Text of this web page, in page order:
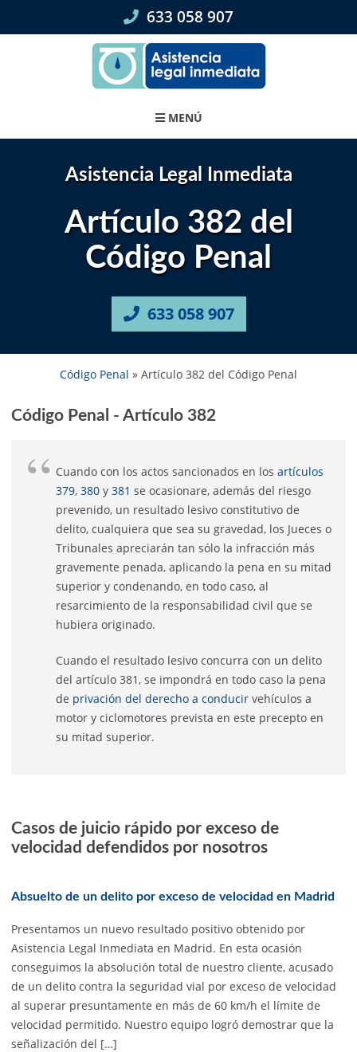
633 058 907
MENÚ
Asistencia Legal Inmediata
Artículo 382 del
Código Penal
633 058 907
Código Penal » Artículo 382 del Código Penal
Código Penal - Artículo 382
Cuando con los actos sancionados en los artículos
379, 380 y 381 se ocasionare, además del riesgo
prevenido, un resultado lesivo constitutivo de
delito, cualquiera que sea su gravedad, los Jueces o
Tribunales apreciarán tan sólo la infracción más
gravemente penada, aplicando la pena en su mitad
superior y condenando, en todo caso, al
resarcimiento de la responsabilidad civil que se
hubiera originado.
Cuando el resultado lesivo concurra con un delito
del artículo 381, se impondrá en todo caso la pena
de privación del derecho a conducir vehículos a
motor y ciclomotores prevista en este precepto en
su mitad superior.
Casos de juicio rápido por exceso de
velocidad defendidos por nosotros
Absuelto de un delito por exceso de velocidad en Madrid
Presentamos un nuevo resultado positivo obtenido por
Asistencia Legal Inmediata en Madrid. En esta ocasión
conseguimos la absolución total de nuestro cliente, acusado
de un delito contra la seguridad vial por exceso de velocidad
al superar presuntamente en más de 60 km/h el límite de
velocidad permitido. Nuestro equipo logró demostrar que la
señalización del […]